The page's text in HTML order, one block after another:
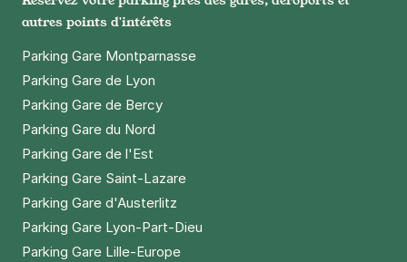
autres points d'intérêts
Parking Gare Montparnasse
Parking Gare de Lyon
Parking Gare de Bercy
Parking Gare du Nord
Parking Gare de l'Est
Parking Gare Saint-Lazare
Parking Gare d'Austerlitz
Parking Gare Lyon-Part-Dieu
Parking Gare Lille-Europe